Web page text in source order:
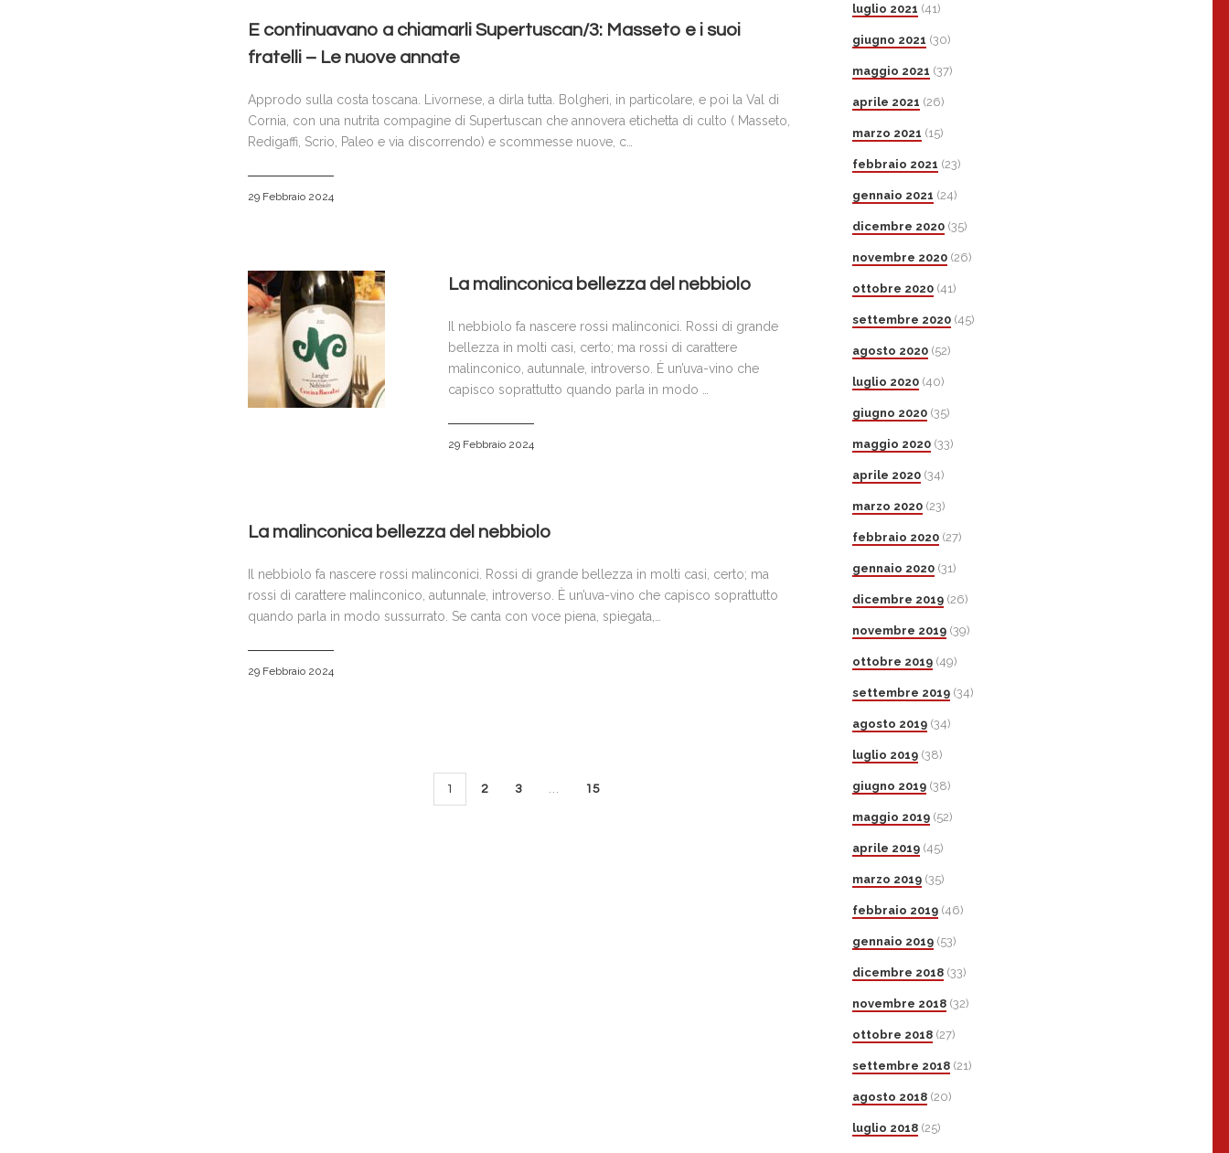
E continuavano a chiamarli Supertuscan/3: Masseto e i suoi
fratelli – Le nuove annate
Approdo sulla costa toscana. Livornese, a dirla tutta. Bolgheri, in particolare, e poi la Val di
Cornia, con una nutrita compagine di Supertuscan che annovera etichetta di culto ( Masseto,
Redigaffi, Scrio, Paleo e via discorrendo) e scommesse nuove, c…
29 Febbraio 2024
La malinconica bellezza del nebbiolo
Il nebbiolo fa nascere rossi malinconici. Rossi di grande
bellezza in molti casi, certo; ma rossi di carattere
malinconico, autunnale, introverso. È un’uva-vino che
capisco soprattutto quando parla in modo …
29 Febbraio 2024
La malinconica bellezza del nebbiolo
Il nebbiolo fa nascere rossi malinconici. Rossi di grande bellezza in molti casi, certo; ma
rossi di carattere malinconico, autunnale, introverso. È un’uva-vino che capisco soprattutto
quando parla in modo sussurrato. Se canta con voce piena, spiegata,…
29 Febbraio 2024
1 2 3 … 15
luglio 2021 (41)
giugno 2021 (30)
maggio 2021 (37)
aprile 2021 (26)
marzo 2021 (15)
febbraio 2021 (23)
gennaio 2021 (24)
dicembre 2020(35)
novembre 2020(26)
ottobre 2020(41)
settembre 2020(45)
agosto 2020(52)
luglio 2020(40)
giugno 2020(35)
maggio 2020(33)
aprile 2020(34)
marzo 2020(23)
febbraio 2020(27)
gennaio 2020(31)
dicembre 2019(26)
novembre 2019(39)
ottobre 2019(49)
settembre 2019(34)
agosto 2019(34)
luglio 2019(38)
giugno 2019(38)
maggio 2019(52)
aprile 2019(45)
marzo 2019(35)
febbraio 2019(46)
gennaio 2019(53)
dicembre 2018(33)
novembre 2018(32)
ottobre 2018(27)
settembre 2018(21)
agosto 2018(20)
luglio 2018(25)